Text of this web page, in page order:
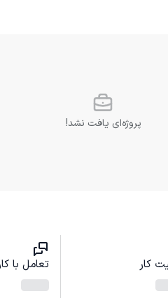
پروژه‌ای یافت نشد!
کار تعامل با